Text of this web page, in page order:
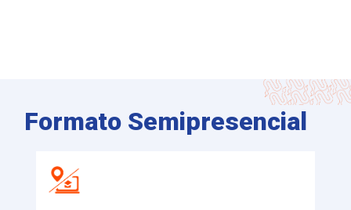
Formato Semipresencial